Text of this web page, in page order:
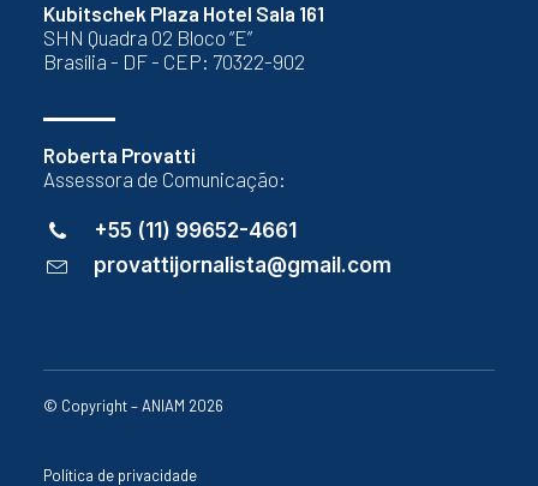
Kubitschek Plaza Hotel Sala 161
SHN Quadra 02 Bloco “E”
Brasília - DF - CEP: 70322-902
Roberta Provatti
Assessora de Comunicação:
+55 (11) 99652-4661
provattijornalista@gmail.com
© Copyright – ANIAM 2026
Política de privacidade